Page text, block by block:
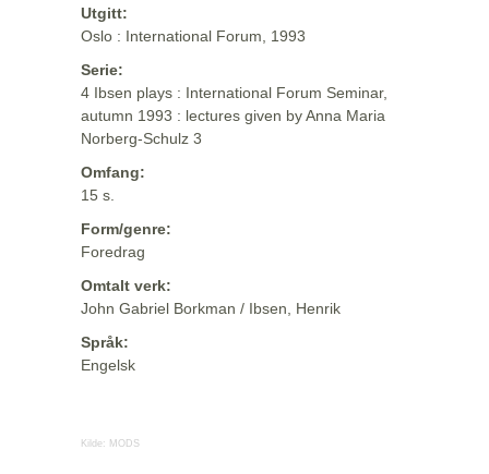
Utgitt:
Oslo : International Forum, 1993
Serie:
4 Ibsen plays : International Forum Seminar,
autumn 1993 : lectures given by Anna Maria
Norberg-Schulz 3
Omfang:
15 s.
Form/genre:
Foredrag
Omtalt verk:
John Gabriel Borkman / Ibsen, Henrik
Språk:
Engelsk
Kilde: MODS